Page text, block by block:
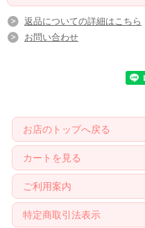
返品についての詳細はこちら
お問い合わせ
お店のトップへ戻る
カートを見る
ご利用案内
特定商取引法表示